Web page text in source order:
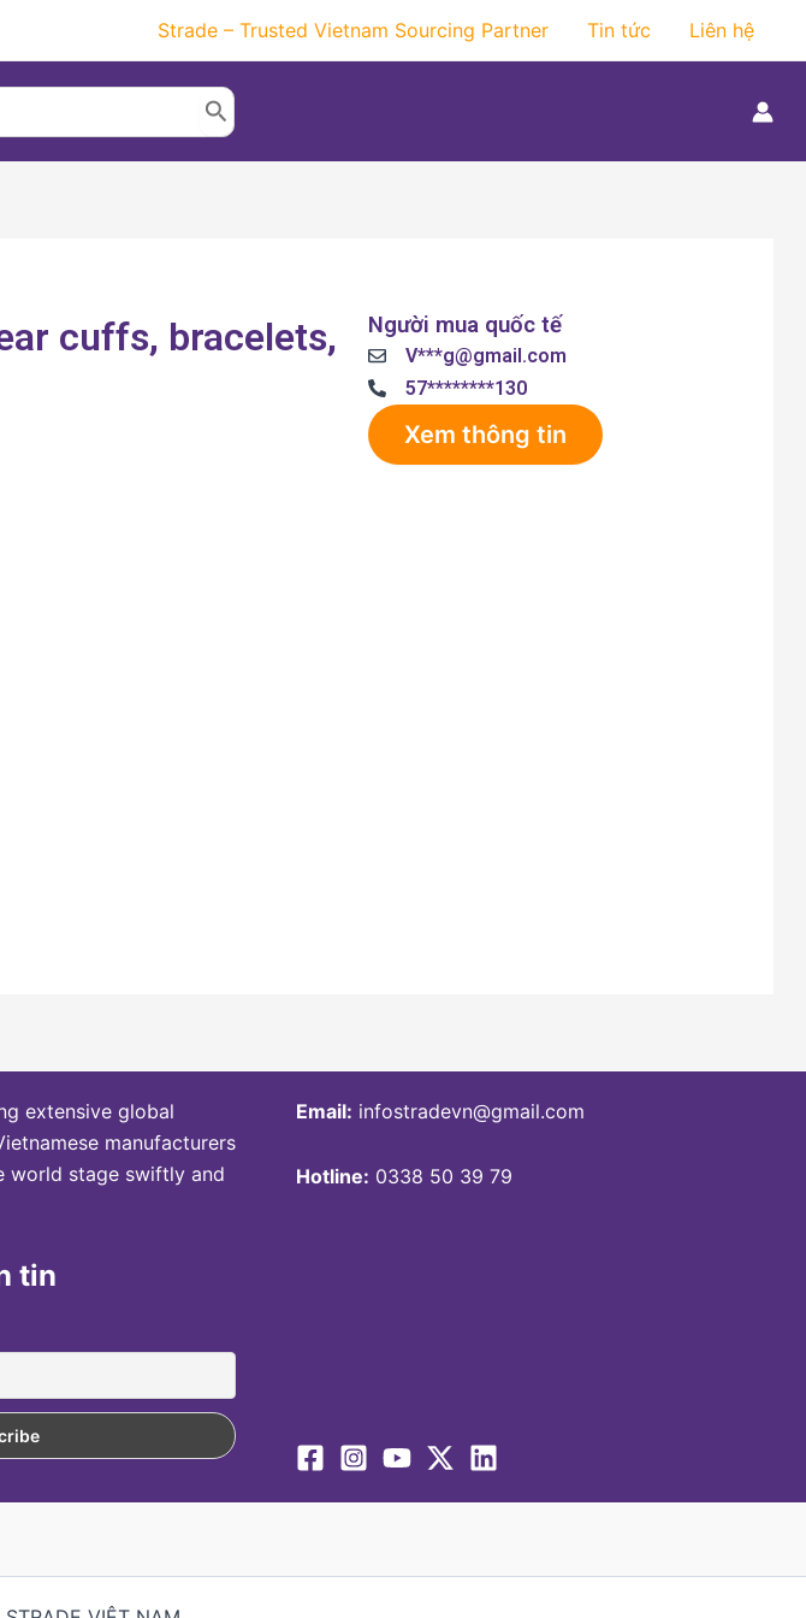
Strade – Trusted Vietnam Sourcing Partner Tin tức Liên hệ
cuffs, bracelets,
Người mua quốc tế
V***g@gmail.com
57********130
Xem thông tin
extensive global
manufacturers
world stage swiftly and
tin
Email: infostradevn@gmail.com
Hotline: 0338 50 39 79